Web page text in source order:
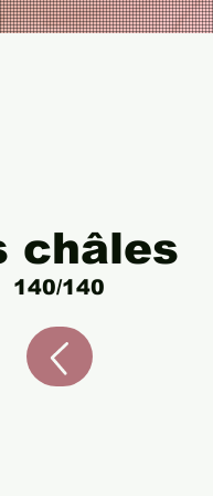
châles
140/140